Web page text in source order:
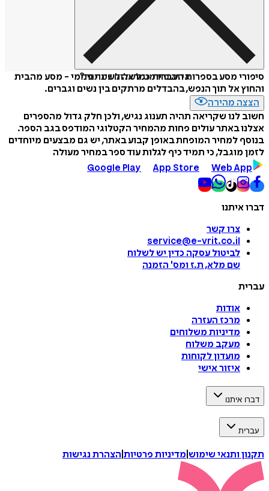
איזה פורמט לשלוח כמתנה?
סיפורי מסע בספרות העברית כמראה לשינוי פנימי - מסע מהבית
והחוץ אל תוך הנפש, בהבדלים מרתקים בין נשים וגברים.
הצצה מהירה
חשוב לנו שקריאה תהיה תענוג נגיש, ולכן חלק גדול מהספרים
אצלנו באתר עולים פחות מהמחיר הקטלוגי המודפס בגב הספר.
בנוסף למחיר המופחת באופן קבוע באתר, יש גם מבצעים מיוחדים
לזמן מוגבל, כי תמיד כיף לגלות עוד ספר במחיר מעולה
Google Play
App Store Web App
דברו איתנו
צרו קשר
service@e-vrit.co.il
לביטול עסקה כדין יש לשלוח
שם מלא, ת.ז ומס' הזמנה
עברית
אודות
מרכז העזרה
מדיניות משלוחים
מעקב משלוח
מועדון לקוחות
איזור אישי
דברו איתנו
עברית
תקנון ותנאי שימוש מדיניות פרטיות הצהרת נגישות